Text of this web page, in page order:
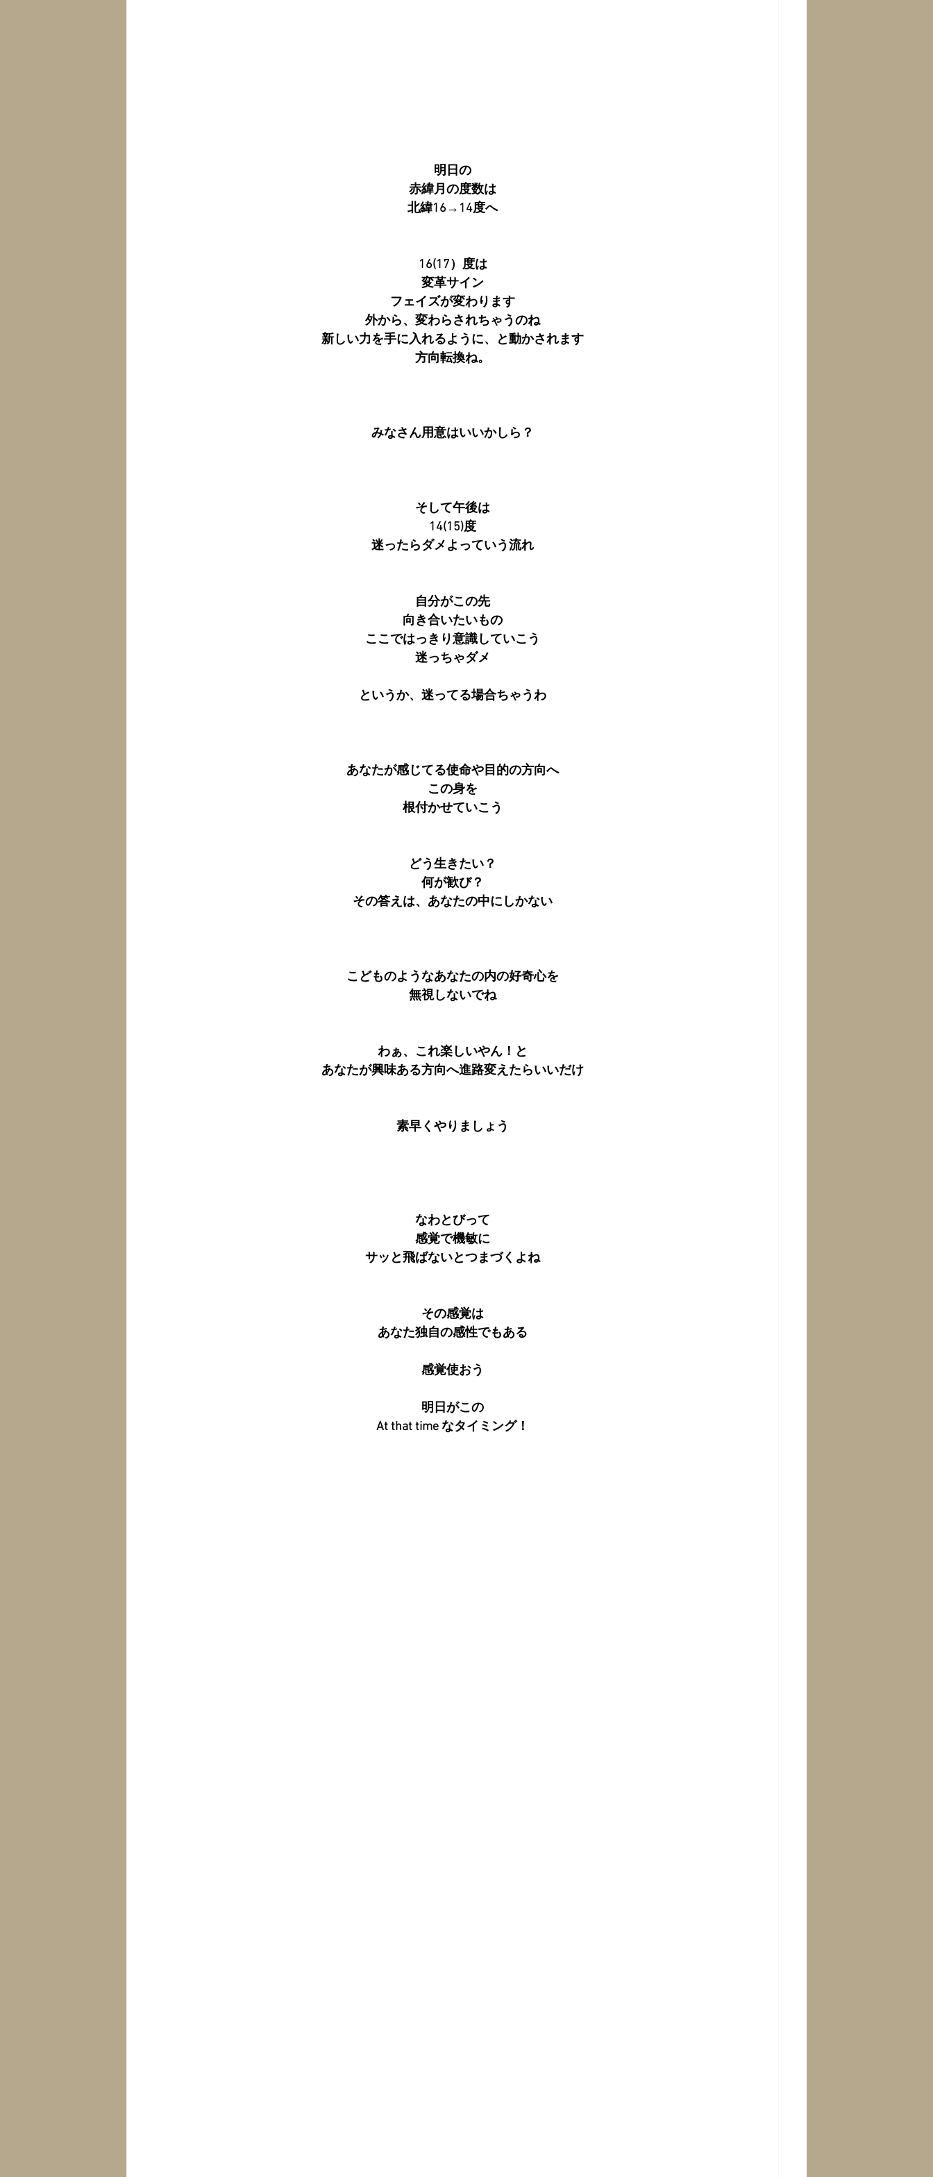
明日の
赤緯月の度数は
北緯16→14度へ
16(17）度は
変革サイン
フェイズが変わります
外から、変わらされちゃうのね
新しい力を手に入れるように、と動かされます
方向転換ね。
みなさん用意はいいかしら？
そして午後は
14(15)度
迷ったらダメよっていう流れ
自分がこの先
向き合いたいもの
ここではっきり意識していこう
迷っちゃダメ
というか、迷ってる場合ちゃうわ
あなたが感じてる使命や目的の方向へ
この身を
根付かせていこう
どう生きたい？
何が歓び？
その答えは、あなたの中にしかない
こどものようなあなたの内の好奇心を
無視しないでね
わぁ、これ楽しいやん！と
あなたが興味ある方向へ進路変えたらいいだけ
素早くやりましょう
なわとびって
感覚で機敏に
サッと飛ばないとつまづくよね
その感覚は
あなた独自の感性でもある
感覚使おう
明日がこの
At that time なタイミング！